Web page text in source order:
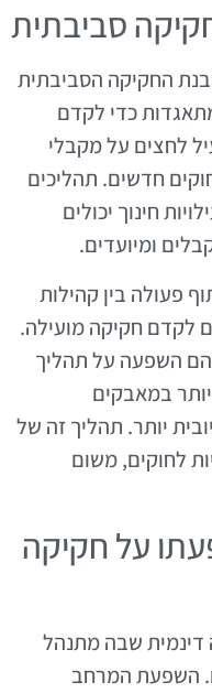
סביבתית
החקיקה הסביבתית
כדי לקדם
לחצים על מקבלי
חדשים. תהליכים
חינוך יכולים
ומיועדים.
פעולה בין קהילות
לקדם חקיקה מועילה.
השפעה על תהליך
במאבקים
יותר. תהליך זה של
לחוקים, משום
על חקיקה
דינמית שבה מתנהל
השפעת המרחב